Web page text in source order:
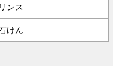
リンス
けん